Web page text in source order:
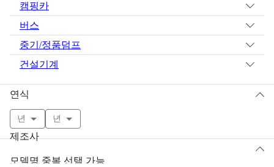
캠핑카
버스
중기/정품덤프
건설기계
연식
년 년
제조사
모델명 중복 선택 가능